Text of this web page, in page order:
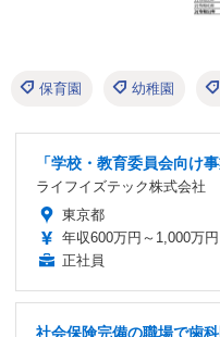
保育園 幼稚園
「学校・教育委員会向け
ライフイズテック株式会社
東京都
年収600万円～1,000万円
正社員
社会保険完備の職場で歯